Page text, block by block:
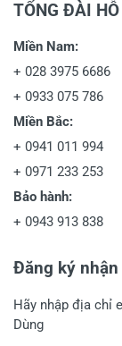
TỔNG ĐÀI HỖ
Miền Nam:
+ 028 3975 6686
+ 0933 075 786
Miền Bắc:
+ 0941 011 994
+ 0971 233 253
Bảo hành:
+ 0943 913 838
Đăng ký
Hãy nhập địa chỉ
Dùng